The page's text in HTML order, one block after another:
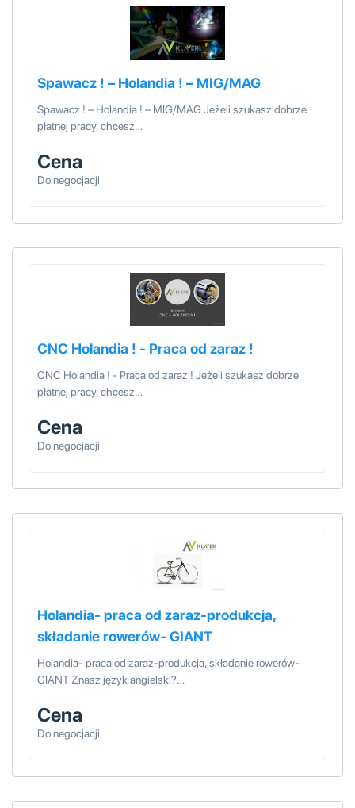
Spawacz ! – Holandia ! – MIG/MAG
Spawacz ! – Holandia ! – MIG/MAG Jeżeli szukasz dobrze
płatnej pracy, chcesz…
Cena
Do negocjacji
CNC Holandia ! - Praca od zaraz !
CNC Holandia ! - Praca od zaraz ! Jeżeli szukasz dobrze
płatnej pracy, chcesz…
Cena
Do negocjacji
Holandia- praca od zaraz-produkcja,
składanie rowerów- GIANT
Holandia- praca od zaraz-produkcja, składanie rowerów-
GIANT Znasz język angielski?…
Cena
Do negocjacji